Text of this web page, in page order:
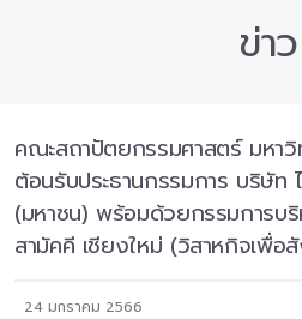
ข่าว
คณะสถาปัตยกรรมศาสตร์ มหาวิ
ต้อนรับประธานกรรมการ บริษัท
(มหาชน) พร้อมด้วยกรรมการบ
สามัคคี เชียงใหม่ (วิสาหกิจเพื่อ
24 มกราคม 2566